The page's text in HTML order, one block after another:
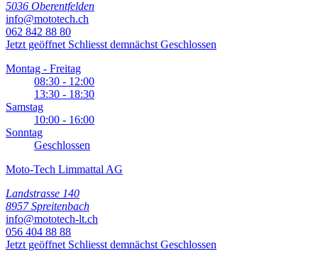
5036 Oberentfelden
info@mototech.ch
062 842 88 80
Jetzt geöffnet Schliesst demnächst Geschlossen
Montag - Freitag
08:30 - 12:00
13:30 - 18:30
Samstag
10:00 - 16:00
Sonntag
Geschlossen
Moto-Tech Limmattal AG
Landstrasse 140
8957 Spreitenbach
info@mototech-lt.ch
056 404 88 88
Jetzt geöffnet Schliesst demnächst Geschlossen